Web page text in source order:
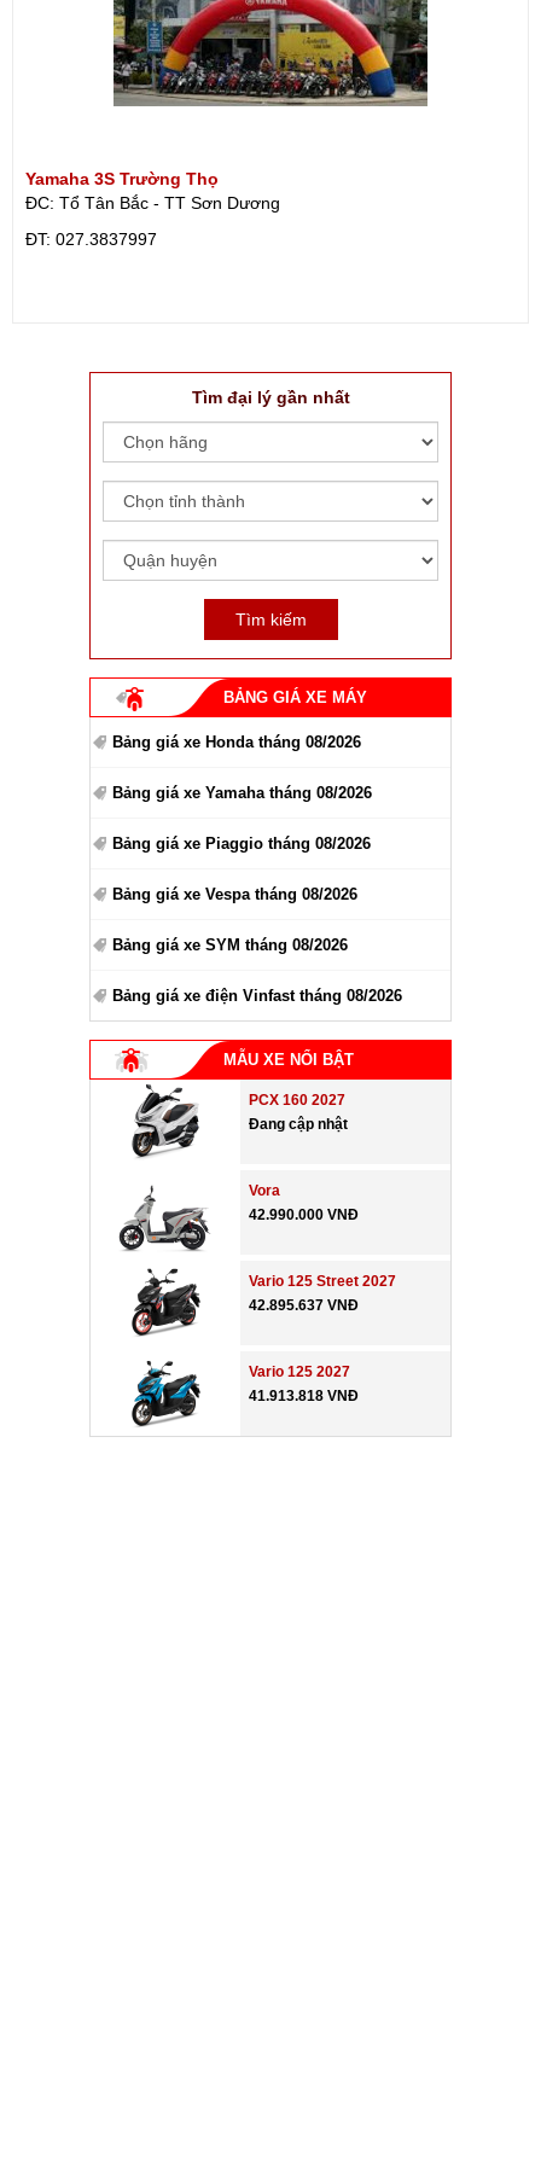
Yamaha 3S Trường Thọ
ĐC: Tổ Tân Bắc - TT Sơn Dương
ÐT: 027.3837997
Tìm đại lý gần nhất
BẢNG GIÁ XE MÁY
Bảng giá xe Honda tháng 08/2026
Bảng giá xe Yamaha tháng 08/2026
Bảng giá xe Piaggio tháng 08/2026
Bảng giá xe Vespa tháng 08/2026
Bảng giá xe SYM tháng 08/2026
Bảng giá xe điện Vinfast tháng 08/2026
MẪU XE NỔI BẬT
PCX 160 2027
Đang cập nhật
Vora
42.990.000 VNĐ
Vario 125 Street 2027
42.895.637 VNĐ
Vario 125 2027
41.913.818 VNĐ